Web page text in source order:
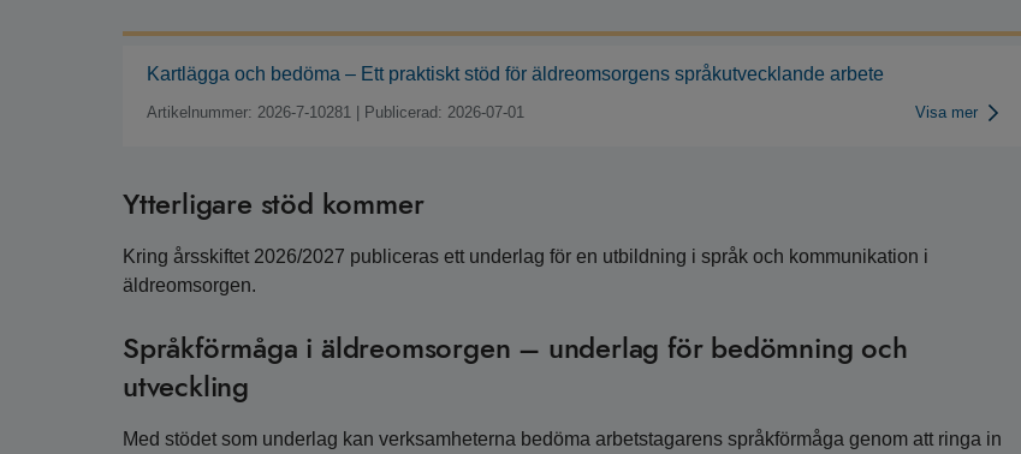
Kartlägga och bedöma – Ett praktiskt stöd för äldreomsorgens språkutvecklande arbete
Artikelnummer: 2026-7-10281 Publicerad: 2026-07-01 Visa mer
Ytterligare stöd kommer
Kring årsskiftet 2026/2027 publiceras ett underlag för en utbildning i språk och kommunikation i
äldreomsorgen.
Språkförmåga i äldreomsorgen – underlag för bedömning och
utveckling
Med stödet som underlag kan verksamheterna bedöma arbetstagarens språkförmåga genom att ringa in